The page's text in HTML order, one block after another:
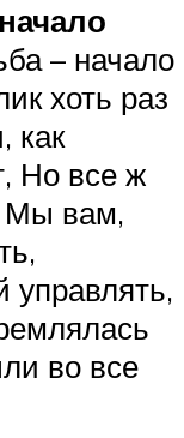
– начало
хоть раз
как
Но все ж
Мы вам,
во все